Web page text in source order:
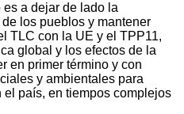
a dejar de lado la
los pueblos y mantener
TLC con la UE y el TPP11,
global y los efectos de la
en primer término y con
y ambientales para
país, en tiempos complejos